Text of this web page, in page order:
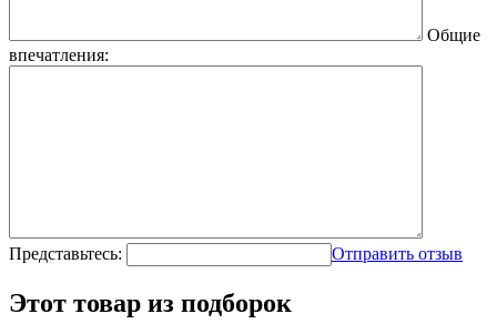
Общие
впечатления:
Представьтесь: Отправить отзыв
Этот товар из подборок